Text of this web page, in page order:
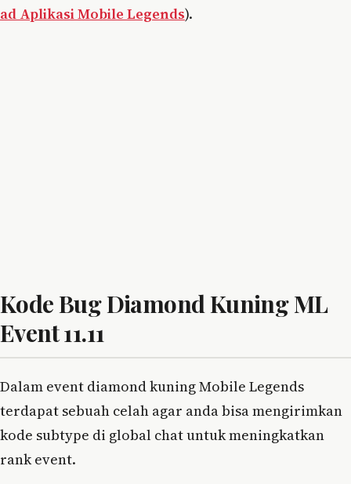
ad Aplikasi Mobile Legends).
Kode Bug Diamond Kuning ML
Event 11.11
Dalam event diamond kuning Mobile Legends
terdapat sebuah celah agar anda bisa mengirimkan
kode subtype di global chat untuk meningkatkan
rank event.